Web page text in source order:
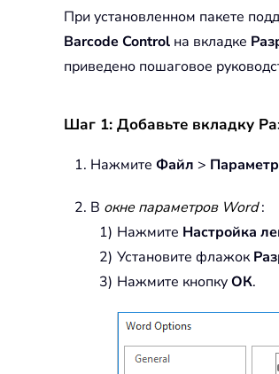
При установленном пакете
Barcode Control на вкладке
приведено пошаговое
Шаг 1: Добавьте вкладку
Нажмите Файл >
В окне параметров Word:
Нажмите Настройка
Установите флажок
Нажмите кнопкуОК.